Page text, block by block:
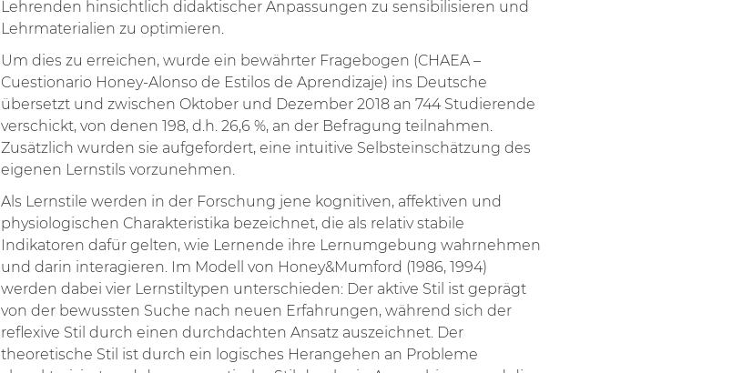
Lehrenden hinsichtlich didaktischer Anpassungen zu sensibilisieren und
Lehrmaterialien zu optimieren.
Um dies zu erreichen, wurde ein bewährter Fragebogen (CHAEA –
Cuestionario Honey-Alonso de Estilos de Aprendizaje) ins Deutsche
übersetzt und zwischen Oktober und Dezember 2018 an 744 Studierende
verschickt, von denen 198, d.h. 26,6 %, an der Befragung teilnahmen.
Zusätzlich wurden sie aufgefordert, eine intuitive Selbsteinschätzung des
eigenen Lernstils vorzunehmen.
Als Lernstile werden in der Forschung jene kognitiven, affektiven und
physiologischen Charakteristika bezeichnet, die als relativ stabile
Indikatoren dafür gelten, wie Lernende ihre Lernumgebung wahrnehmen
und darin interagieren. Im Modell von Honey&Mumford (1986, 1994)
werden dabei vier Lernstiltypen unterschieden: Der aktive Stil ist geprägt
von der bewussten Suche nach neuen Erfahrungen, während sich der
reflexive Stil durch einen durchdachten Ansatz auszeichnet. Der
theoretische Stil ist durch ein logisches Herangehen an Probleme